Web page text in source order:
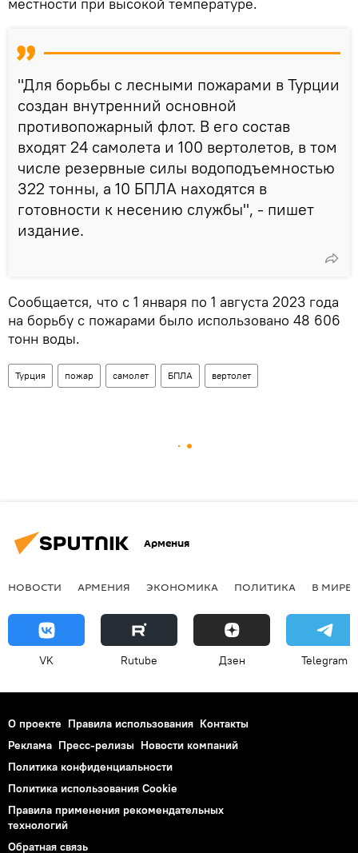
"Для борьбы с лесными пожарами в Турции
создан внутренний основной
противопожарный флот. В его состав
входят 24 самолета и 100 вертолетов, в том
числе резервные силы водоподъемностью
322 тонны, а 10 БПЛА находятся в
готовности к несению службы", - пишет
издание.
Сообщается, что с 1 января по 1 августа 2023 года
на борьбу с пожарами было использовано 48 606
тонн воды.
Турция пожар самолет БПЛА вертолет
Армения
НОВОСТИ АРМЕНИЯ ЭКОНОМИКА ПОЛИТИКА В МИРЕ
VK Rutube Дзен Telegram
О проекте Правила использования Контакты
Реклама Пресс-релизы Новости компаний
Политика конфиденциальности
Политика использования Cookie
Правила применения рекомендательных
технологий
Обратная связь